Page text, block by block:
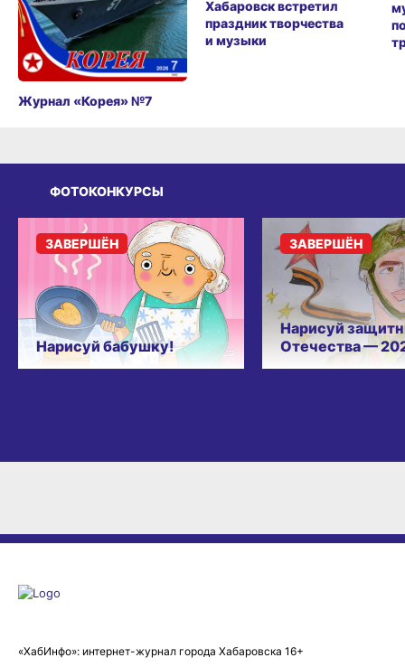
Журнал «Корея» №7
Хабаровск встретил
праздник творчества
и музыки
ФОТОКОНКУРСЫ
Нарисуй бабушку!
ЗАВЕРШЁН
Нарисуй
Отечества —
ЗАВЕРШЁН
«ХабИнфо»: интернет-журнал города Хабаровска 16+